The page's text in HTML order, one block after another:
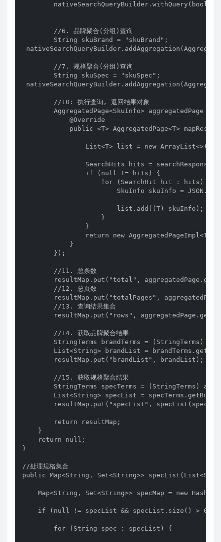
        //6. 品牌聚合(分组)查询
        String skuBrand = "skuBrand";
        //7. 规格聚合(分组)查询
        String skuSpec = "skuSpec";
        //10: 执行查询, 返回结果对象
AggregatedPage<SkuInfo> aggregatedPage =
            @Override
public <T> AggregatedPage<T>
                List<T> list = new ArrayList<>();
SearchHits hits =
                if (null != hits) {
                    for (SearchHit hit : hits) {
SkuInfo skuInfo =
                        list.add((T) skuInfo);
                    }
                }
return new
            }
        });
        //11. 总条数
resultMap.put("total",
        //12. 总页数
resultMap.put("totalPages",
        //13. 查询结果集合
resultMap.put("rows",
        //14. 获取品牌聚合结果
StringTerms brandTerms = (StringTerms)
List<String> brandList =
        resultMap.put("brandList", brandList);
        //15. 获取规格聚合结果
StringTerms specTerms = (StringTerms)
List<String> specList =
resultMap.put("specList",
        return resultMap;
    }
    return null;
}
//处理规格集合
public Map<String, Set<String>>
Map<String, Set<String>> specMap = new
    if (null != specList && specList.size() > 0) {
        for (String spec : specList) {